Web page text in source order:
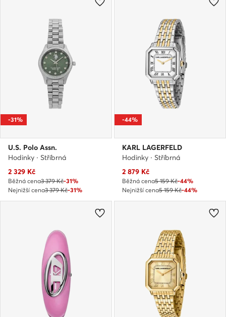
-31%
U.S. Polo Assn.
Hodinky · Stříbrná
Aktuální cena
2 329 Kč
Běžná cena3 379 Kč-31%
Nejnižší cena3 379 Kč-31%
-44%
KARL LAGERFELD
Hodinky · Stříbrná
Aktuální cena
2 879 Kč
Běžná cena5 159 Kč-44%
Nejnižší cena5 159 Kč-44%